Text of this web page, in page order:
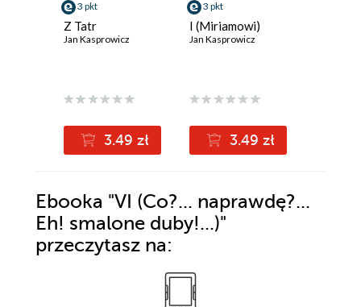
3 pkt
Z Tatr
Jan Kasprowicz
3.49 zł
3 pkt
I (Miriamowi)
Jan Kasprowicz
3.49 zł
Ebooka "VI (Co?... naprawdę?...
Eh! smalone duby!...)"
przeczytasz na: